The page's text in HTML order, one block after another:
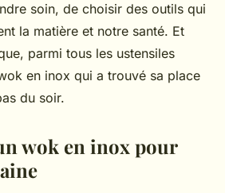
soin, de choisir des outils qui
la matière et notre santé. Et
parmi tous les ustensiles
en inox qui a trouvé sa place
du soir.
wok en inox pour